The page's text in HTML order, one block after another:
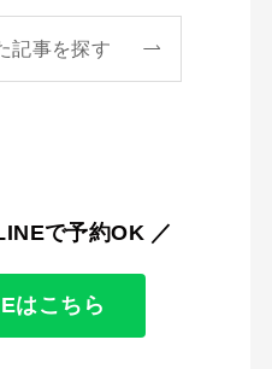
記事を探す
で予約OK ／
はこちら